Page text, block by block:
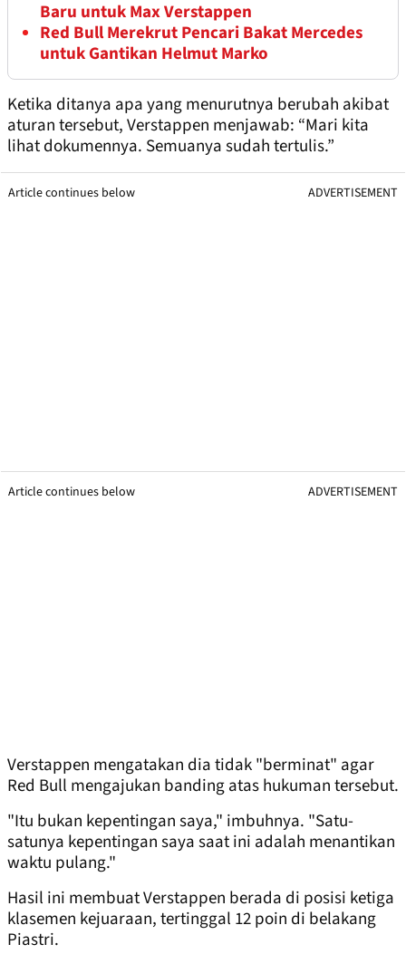
Baru untuk Max Verstappen
Red Bull Merekrut Pencari Bakat Mercedes
untuk Gantikan Helmut Marko
Ketika ditanya apa yang menurutnya berubah akibat
aturan tersebut, Verstappen menjawab: “Mari kita
lihat dokumennya. Semuanya sudah tertulis.”
Article continues below ADVERTISEMENT
Article continues below ADVERTISEMENT
Verstappen mengatakan dia tidak "berminat" agar
Red Bull mengajukan banding atas hukuman tersebut.
"Itu bukan kepentingan saya," imbuhnya. "Satu-
satunya kepentingan saya saat ini adalah menantikan
waktu pulang."
Hasil ini membuat Verstappen berada di posisi ketiga
klasemen kejuaraan, tertinggal 12 poin di belakang
Piastri.